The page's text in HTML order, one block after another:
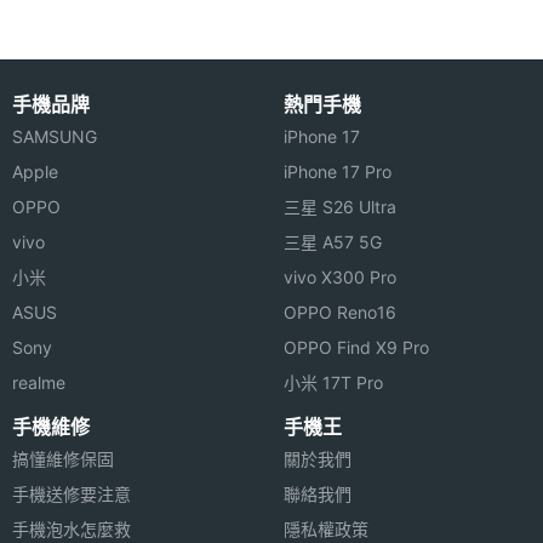
手機品牌
SAMSUNG
Apple
OPPO
vivo
小米
ASUS
Sony
realme
熱門手機
iPhone 17
iPhone 17 Pro
三星 S26 Ultra
三星 A57 5G
vivo X300 Pro
OPPO Reno16
OPPO Find X9 Pro
小米 17T Pro
手機維修
搞懂維修保固
手機送修要注意
手機泡水怎麼救
手機王
關於我們
聯絡我們
隱私權政策